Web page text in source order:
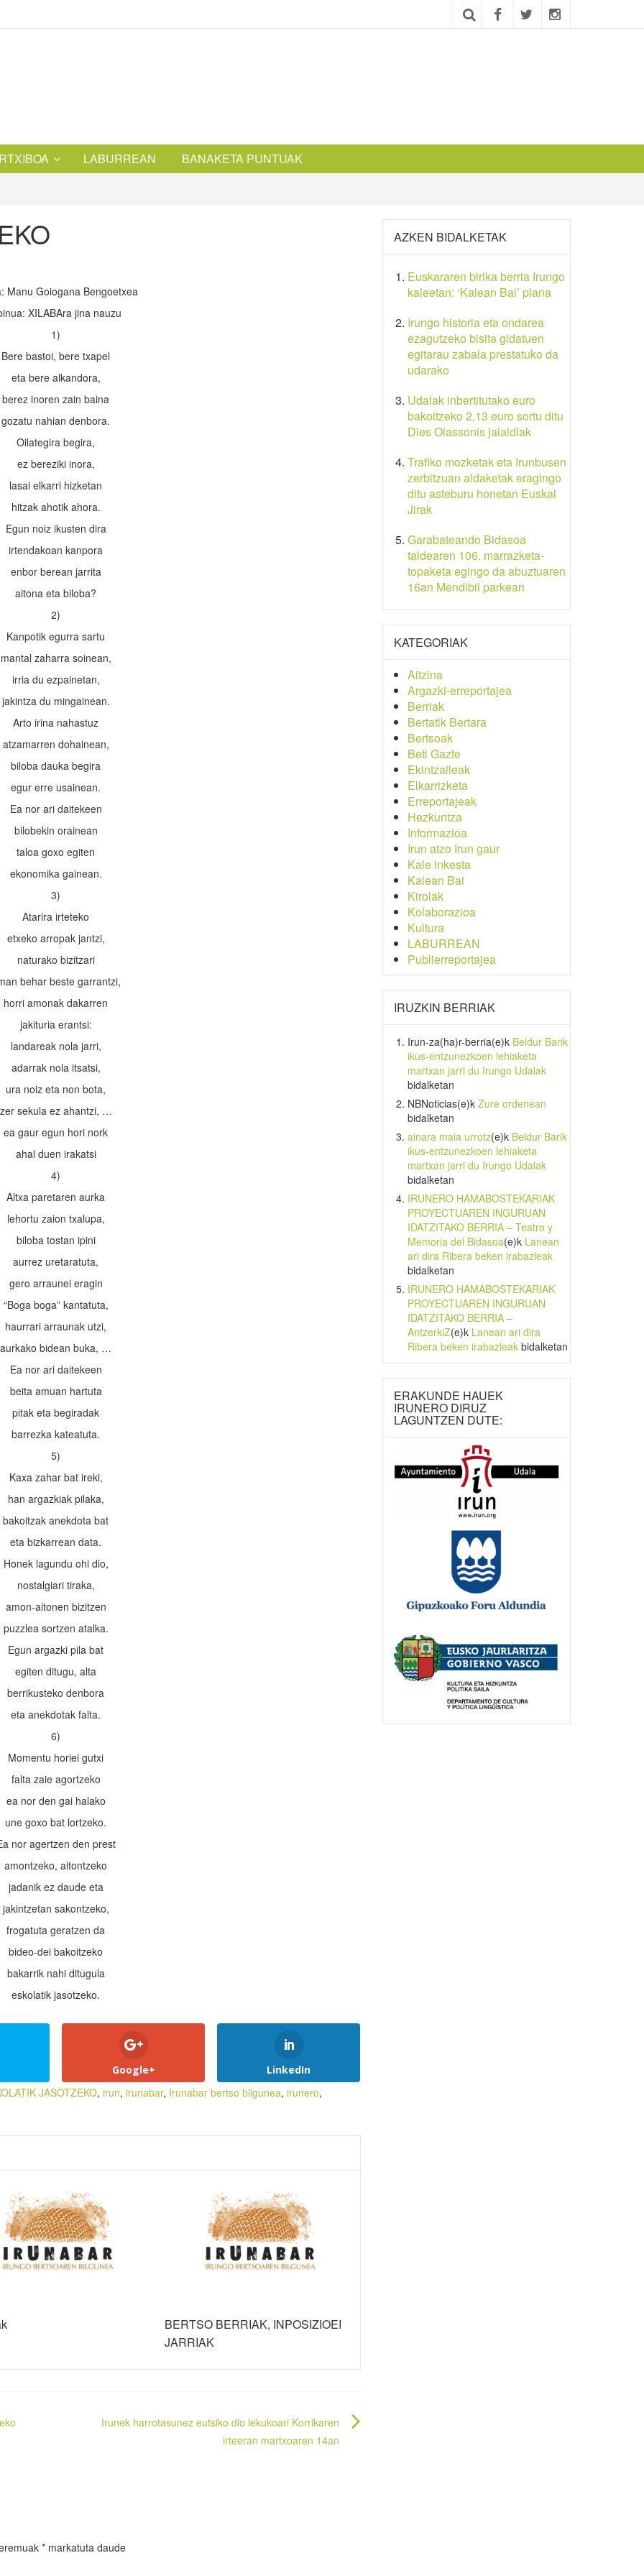
LABURREAN BANAKETA PUNTUAK
Manu Goiogana Bengoetxea
XILABAra jina nauzu
1)
Bere bastoi, bere txapel
eta bere alkandora,
berez inoren zain baina
gozatu nahian denbora.
Oilategira begira,
ez bereziki inora,
lasai elkarri hizketan
hitzak ahotik ahora.
Egun noiz ikusten dira
irtendakoan kanpora
enbor berean jarrita
aitona eta biloba?
2)
Kanpotik egurra sartu
mantal zaharra soinean,
irria du ezpainetan,
jakintza du mingainean.
Arto irina nahastuz
atzamarren dohainean,
biloba dauka begira
egur erre usainean.
Ea nor ari daitekeen
bilobekin orainean
taloa goxo egiten
ekonomika gainean.
3)
Atarira irteteko
etxeko arropak jantzi,
naturako bizitzari
behar beste garrantzi,
horri amonak dakarren
jakituria erantsi:
landareak nola jarri,
adarrak nola itsatsi,
ura noiz eta non bota,
zer sekula ez ahantzi, …
ea gaur egun hori nork
ahal duen irakatsi
4)
Altxa paretaren aurka
lehortu zaion txalupa,
biloba tostan ipini
aurrez uretaratuta,
gero arraunei eragin
“Boga boga” kantatuta,
haurrari arraunak utzi,
aurkako bidean buka, …
Ea nor ari daitekeen
beita amuan hartuta
pitak eta begiradak
barrezka kateatuta.
5)
Kaxa zahar bat ireki,
han argazkiak pilaka,
bakoitzak anekdota bat
eta bizkarrean data.
Honek lagundu ohi dio,
nostalgiari tiraka,
amon-aitonen bizitzen
puzzlea sortzen atalka.
Egun argazki pila bat
egiten ditugu, alta
berrikusteko denbora
eta anekdotak falta.
6)
Momentu horiei gutxi
falta zaie agortzeko
ea nor den gai halako
une goxo bat lortzeko.
nor agertzen den prest
amontzeko, aitontzeko
jadanik ez daude eta
jakintzetan sakontzeko,
frogatuta geratzen da
bideo-dei bakoitzeko
bakarrik nahi ditugula
eskolatik jasotzeko.
Google+ LinkedIn
JASOTZEKO, irun, irunabar, Irunabar bertso bilgunea, irunero,
BERTSO BERRIAK, INPOSIZIOEI
JARRIAK
Irunek harrotasunez eutsiko dio lekukoari Korrikaren
irteeran martxoaren 14an
* markatuta daude
AZKEN BIDALKETAK
Euskararen birika berria Irungo
kaleetan: ‘Kalean Bai’ plana
Irungo historia eta ondarea
ezagutzeko bisita gidatuen
egitarau zabala prestatuko da
udarako
Udalak inbertitutako euro
bakoitzeko 2,13 euro sortu ditu
Dies Oiassonis jaialdiak
Trafiko mozketak eta Irunbusen
zerbitzuan aldaketak eragingo
ditu asteburu honetan Euskal
Jirak
Garabateando Bidasoa
taldearen 106. marrazketa-
topaketa egingo da abuztuaren
16an Mendibil parkean
KATEGORIAK
Aitzina
Argazki-erreportajea
Berriak
Bertatik Bertara
Bertsoak
Beti Gazte
Ekintzaileak
Elkarrizketa
Erreportajeak
Hezkuntza
Informazioa
Irun atzo Irun gaur
Kale inkesta
Kalean Bai
Kirolak
Kolaborazioa
Kultura
LABURREAN
Publierreportajea
IRUZKIN BERRIAK
Irun-za(ha)r-berria(e)k Beldur Barik
ikus-entzunezkoen lehiaketa
martxan jarri du Irungo Udalak
bidalketan
NBNoticias(e)k Zure ordenean
bidalketan
ainara maia urrotz(e)k Beldur Barik
ikus-entzunezkoen lehiaketa
martxan jarri du Irungo Udalak
bidalketan
IRUNERO HAMABOSTEKARIAK
PROYECTUAREN INGURUAN
IDATZITAKO BERRIA – Teatro y
Memoria del Bidasoa(e)k Lanean
ari dira Ribera beken irabazleak
bidalketan
IRUNERO HAMABOSTEKARIAK
PROYECTUAREN INGURUAN
IDATZITAKO BERRIA –
AntzerkiZ(e)k Lanean ari dira
Ribera beken irabazleakbidalketan
ERAKUNDE HAUEK
IRUNERO DIRUZ
LAGUNTZEN DUTE: